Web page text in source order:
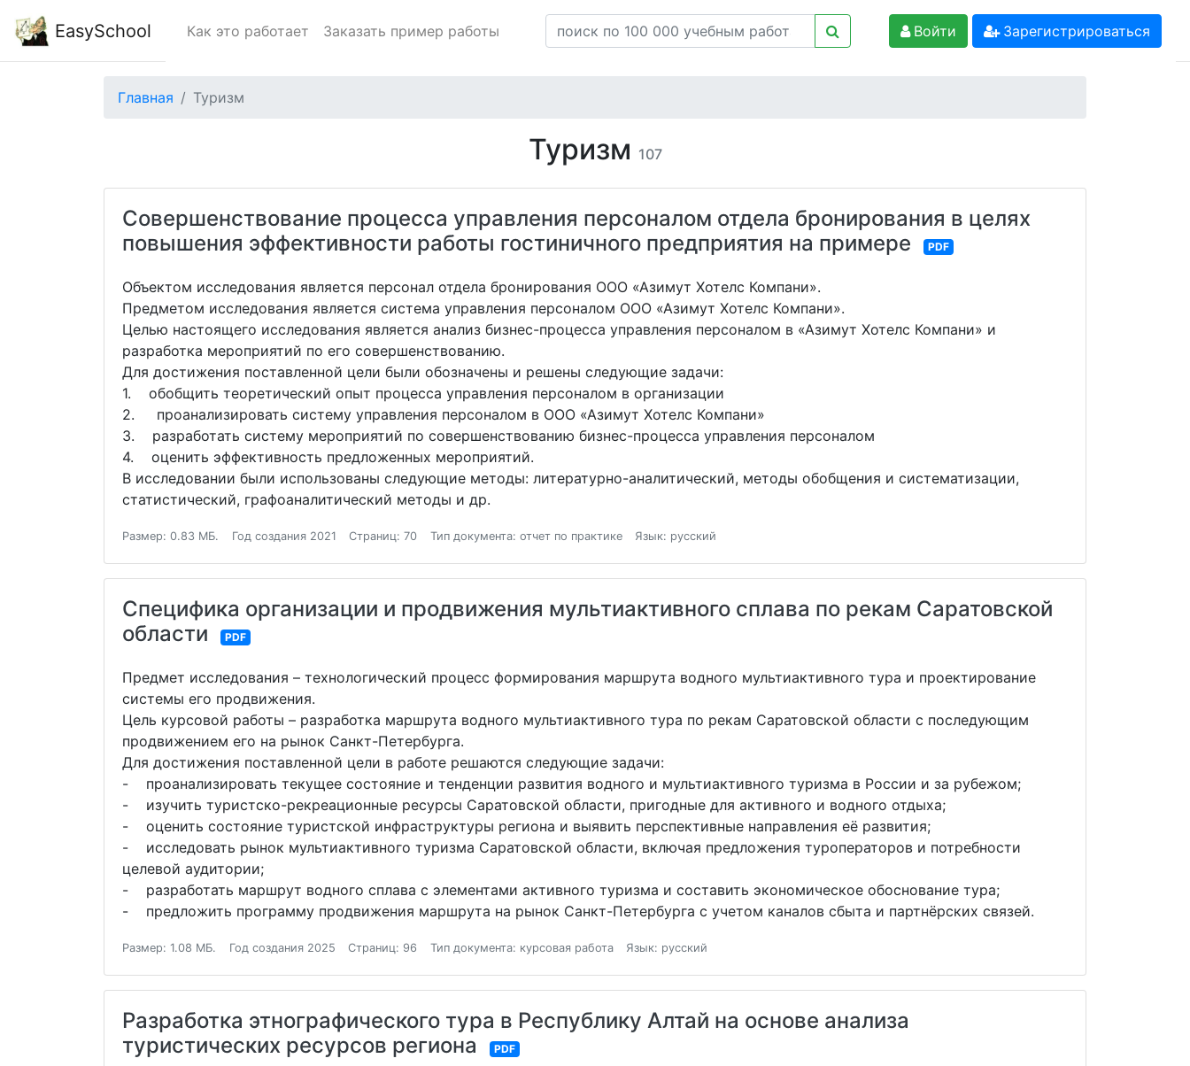
EasySchool Как это работает Заказать пример работы Войти Зарегистрироваться
Главная Туризм
Туризм 107
Совершенствование процесса управления персоналом отдела бронирования в целях
повышения эффективности работы гостиничного предприятия на примере
PDF
Объектом исследования является персонал отдела бронирования ООО «Азимут Хотелс Компани».
Предметом исследования является система управления персоналом ООО «Азимут Хотелс Компани».
Целью настоящего исследования является анализ бизнес-процесса управления персоналом в «Азимут Хотелс Компани» и
разработка мероприятий по его совершенствованию.
Для достижения поставленной цели были обозначены и решены следующие задачи:
1. обобщить теоретический опыт процесса управления персоналом в организации
2. проанализировать систему управления персоналом в ООО «Азимут Хотелс Компани»
3. разработать систему мероприятий по совершенствованию бизнес-процесса управления персоналом
4. оценить эффективность предложенных мероприятий.
В исследовании были использованы следующие методы: литературно-аналитический, методы обобщения и систематизации,
статистический, графоаналитический методы и др.
Размер: 0.83 МБ. Год создания 2021 Страниц: 70 Тип документа: отчет по практике Язык: русский
Специфика организации и продвижения мультиактивного сплава по рекам Саратовской
области
PDF
Предмет исследования – технологический процесс формирования маршрута водного мультиактивного тура и проектирование
системы его продвижения.
Цель курсовой работы – разработка маршрута водного мультиактивного тура по рекам Саратовской области с последующим
продвижением его на рынок Санкт-Петербурга.
Для достижения поставленной цели в работе решаются следующие задачи:
- проанализировать текущее состояние и тенденции развития водного и мультиактивного туризма в России и за рубежом;
- изучить туристско-рекреационные ресурсы Саратовской области, пригодные для активного и водного отдыха;
- оценить состояние туристской инфраструктуры региона и выявить перспективные направления её развития;
- исследовать рынок мультиактивного туризма Саратовской области, включая предложения туроператоров и потребности
целевой аудитории;
- разработать маршрут водного сплава с элементами активного туризма и составить экономическое обоснование тура;
- предложить программу продвижения маршрута на рынок Санкт-Петербурга с учетом каналов сбыта и партнёрских связей.
Размер: 1.08 МБ. Год создания 2025 Страниц: 96 Тип документа: курсовая работа Язык: русский
Разработка этнографического тура в Республику Алтай на основе анализа
туристических ресурсов региона
PDF